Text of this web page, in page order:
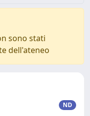
sono stati
dell'ateneo
ND